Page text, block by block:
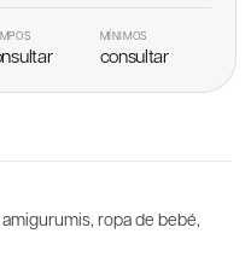
MÍNIMOS
consultar
ropa de bebé,